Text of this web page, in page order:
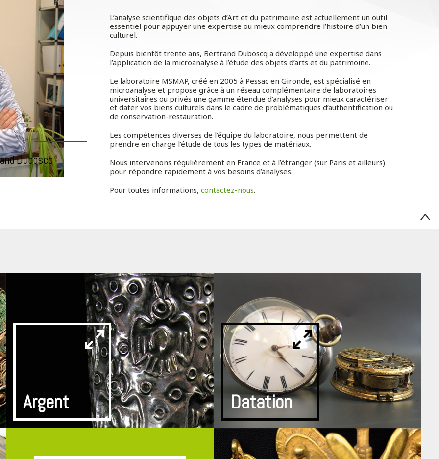
Duboscq
L’analyse scientifique des objets d’Art et du patrimoine est actuellement un outil
essentiel pour appuyer une expertise ou mieux comprendre l’histoire d’un bien
culturel.
Depuis bientôt trente ans, Bertrand Duboscq a développé une expertise dans
l’application de la microanalyse à l’étude des objets d’arts et du patrimoine.
Le laboratoire MSMAP, créé en 2005 à Pessac en Gironde, est spécialisé en
microanalyse et propose grâce à un réseau complémentaire de laboratoires
universitaires ou privés une gamme étendue d’analyses pour mieux caractériser
et dater vos biens culturels dans le cadre de problématiques d’authentification ou
de conservation-restauration.
Les compétences diverses de l’équipe du laboratoire, nous permettent de
prendre en charge l’étude de tous les types de matériaux.
Nous intervenons régulièrement en France et à l’étranger (sur Paris et ailleurs)
pour répondre rapidement à vos besoins d’analyses.
Pour toutes informations, contactez-nous.
Argent Datation